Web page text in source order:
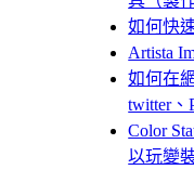
如何快
Artista
如何在
twitter、
Color
以玩變